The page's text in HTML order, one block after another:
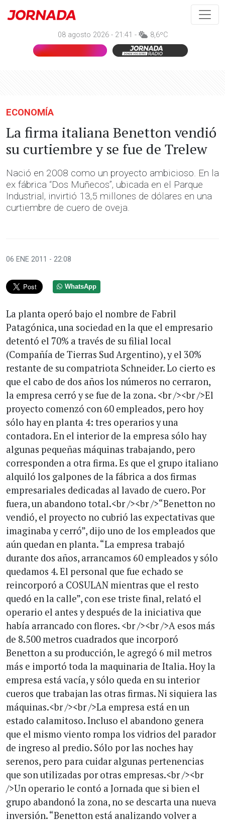
08 agosto 2026 - 21:41 - 8,6ºC
ECONOMÍA
La firma italiana Benetton vendió
su curtiembre y se fue de Trelew
Nació en 2008 como un proyecto ambicioso. En la
ex fábrica “Dos Muñecos”, ubicada en el Parque
Industrial, invirtió 13,5 millones de dólares en una
curtiembre de cuero de oveja.
06 ENE 2011 - 22:08
WhatsApp
La planta operó bajo el nombre de Fabril
Patagónica, una sociedad en la que el empresario
detentó el 70% a través de su filial local
(Compañía de Tierras Sud Argentino), y el 30%
restante de su compatriota Schneider. Lo cierto es
que el cabo de dos años los números no cerraron,
la empresa cerró y se fue de la zona. <br /><br />El
proyecto comenzó con 60 empleados, pero hoy
sólo hay en planta 4: tres operarios y una
contadora. En el interior de la empresa sólo hay
algunas pequeñas máquinas trabajando, pero
corresponden a otra firma. Es que el grupo italiano
alquiló los galpones de la fábrica a dos firmas
empresariales dedicadas al lavado de cuero. Por
fuera, un abandono total.<br /><br />“Benetton no
vendió, el proyecto no cubrió las expectativas que
imaginaba y cerró”, dijo uno de los empleados que
aún quedan en planta. “La empresa trabajó
durante dos años, arrancamos 60 empleados y sólo
quedamos 4. El personal que fue echado se
reincorporó a COSULAN mientras que el resto
quedó en la calle”, con ese triste final, relató el
operario el antes y después de la iniciativa que
había arrancado con flores. <br /><br />A esos más
de 8.500 metros cuadrados que incorporó
Benetton a su producción, le agregó 6 mil metros
más e importó toda la maquinaria de Italia. Hoy la
empresa está vacía, y sólo queda en su interior
cueros que trabajan las otras firmas. Ni siquiera las
máquinas.<br /><br />La empresa está en un
estado calamitoso. Incluso el abandono genera
que el mismo viento rompa los vidrios del parador
de ingreso al predio. Sólo por las noches hay
serenos, pero para cuidar algunas pertenencias
que son utilizadas por otras empresas.<br /><br
/>Un operario le contó a Jornada que si bien el
grupo abandonó la zona, no se descarta una nueva
inversión. “Benetton está analizando volver a